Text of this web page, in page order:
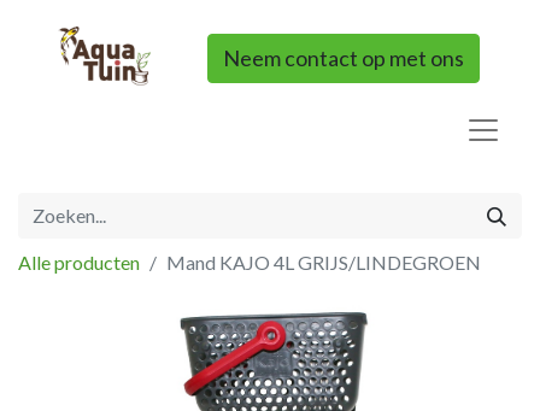
Neem contact op met ons
Alle producten Mand KAJO 4L GRIJS/LINDEGROEN